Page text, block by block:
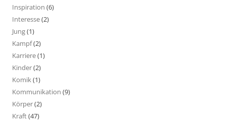
Inspiration (6)
Interesse(2)
Jung(1)
Kampf(2)
Karriere(1)
Kinder(2)
Komik(1)
Kommunikation (9)
Körper(2)
Kraft(47)